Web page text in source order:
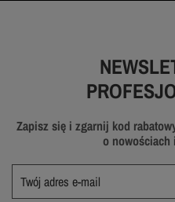
Zapisz się i zgarnij kod
o nowościach